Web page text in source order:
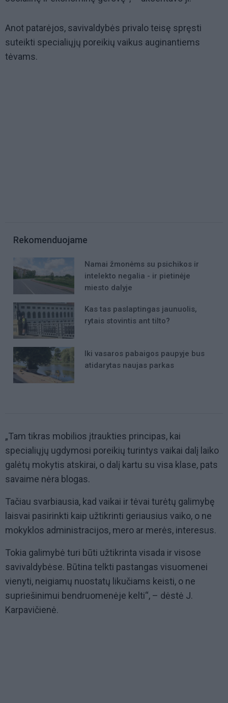
Anot patarėjos, savivaldybės privalo teisę spręsti
suteikti specialiųjų poreikių vaikus auginantiems
tėvams.
Rekomenduojame
Namai žmonėms su psichikos ir
intelekto negalia - ir pietinėje
miesto dalyje
Kas tas paslaptingas jaunuolis,
rytais stovintis ant tilto?
Iki vasaros pabaigos paupyje bus
atidarytas naujas parkas
„Tam tikras mobilios įtraukties principas, kai
specialiųjų ugdymosi poreikių turintys vaikai dalį laiko
galėtų mokytis atskirai, o dalį kartu su visa klase, pats
savaime nėra blogas.
Tačiau svarbiausia, kad vaikai ir tėvai turėtų galimybę
laisvai pasirinkti kaip užtikrinti geriausius vaiko, o ne
mokyklos administracijos, mero ar merės, interesus.
Tokia galimybė turi būti užtikrinta visada ir visose
savivaldybėse. Būtina telkti pastangas visuomenei
vienyti, neigiamų nuostatų likučiams keisti, o ne
supriešinimui bendruomenėje kelti“, – dėstė J.
Karpavičienė.